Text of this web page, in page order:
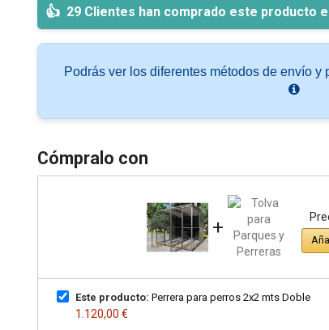
29 Clientes han comprado este producto
Podrás ver los diferentes métodos de envío
Cómpralo con
+
Este producto: Perrera para perros 2x2 mts Doble
1.120,00 €